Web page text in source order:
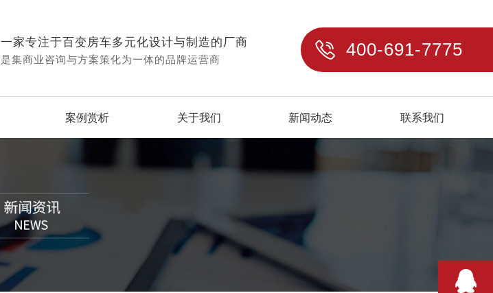
一家专注于百变房车多元化设计与制造的厂商
是集商业咨询与方案策化为一体的品牌运营商 400-691-7775
案例赏析 关于我们 新闻动态 联系我们